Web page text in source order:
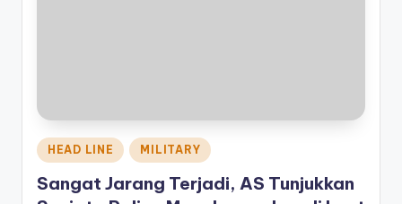
Posted
in
HEAD LINE MILITARY
Sangat Jarang Terjadi, AS Tunjukkan